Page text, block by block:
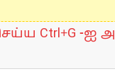
Ctrl+G -ஐ